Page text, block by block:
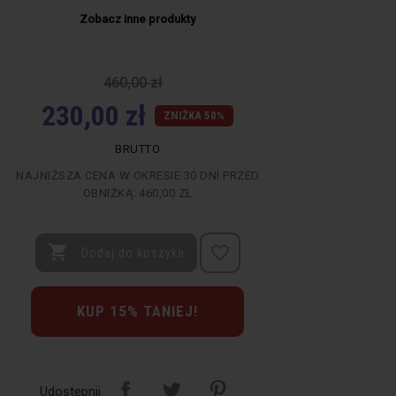
Zobacz inne produkty
460,00 zł
230,00 zł ZNIŻKA 50%
BRUTTO
NAJNIŻSZA CENA W OKRESIE 30 DNI PRZED
OBNIŻKĄ: 460,00 ZŁ
KUP 15% TANIEJ!
Udostępnij
WATCHES
UNISEX MAREA
zł
MAREA WATCHES
249,50 zł